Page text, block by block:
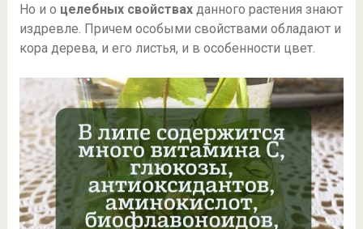
Но и о целебных свойствахданного растения знают
издревле. Причем особыми свойствами обладают и
кора дерева, и его листья, и в особенности цвет.